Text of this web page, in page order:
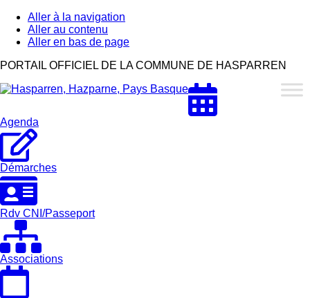
Aller à la navigation
Aller au contenu
Aller en bas de page
Hasparren,
Pays
PORTAIL OFFICIEL DE LA COMMUNE DE HASPARREN
Agenda
Démarches
Rdv CNI/Passeport
Associations